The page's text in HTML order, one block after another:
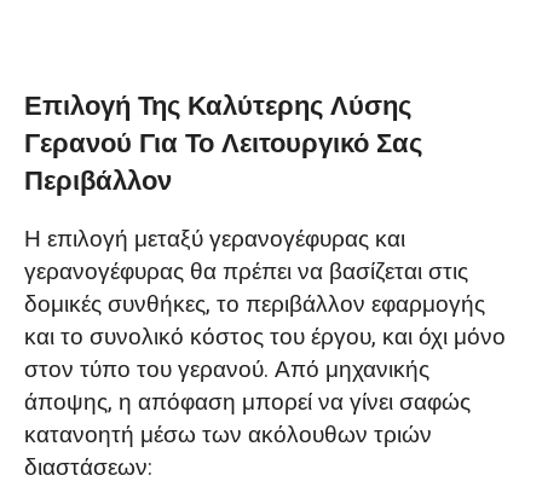
Επιλογή Της Καλύτερης Λύσης
Γερανού Για Το Λειτουργικό Σας
Περιβάλλον
Η επιλογή μεταξύ γερανογέφυρας και
γερανογέφυρας θα πρέπει να βασίζεται στις
δομικές συνθήκες, το περιβάλλον εφαρμογής
και το συνολικό κόστος του έργου, και όχι μόνο
στον τύπο του γερανού. Από μηχανικής
άποψης, η απόφαση μπορεί να γίνει σαφώς
κατανοητή μέσω των ακόλουθων τριών
διαστάσεων: